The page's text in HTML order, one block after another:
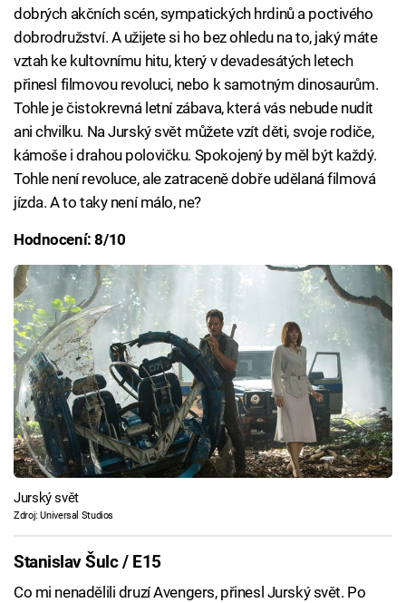
dobrých akčních scén, sympatických hrdinů a poctivého
dobrodružství. A užijete si ho bez ohledu na to, jaký máte
vztah ke kultovnímu hitu, který v devadesátých letech
přinesl filmovou revoluci, nebo k samotným dinosaurům.
Tohle je čistokrevná letní zábava, která vás nebude nudit
ani chvilku. Na Jurský svět můžete vzít děti, svoje rodiče,
kámoše i drahou polovičku. Spokojený by měl být každý.
Tohle není revoluce, ale zatraceně dobře udělaná filmová
jízda. A to taky není málo, ne?
Hodnocení: 8/10
Jurský svět
Zdroj: Universal Studios
Stanislav Šulc / E15
Co mi nenadělili druzí Avengers, přinesl Jurský svět. Po